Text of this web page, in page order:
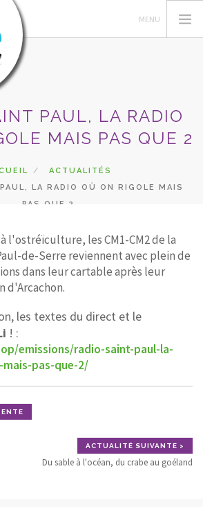
PAUL, LA RADIO
MAIS PAS QUE 2
ACTUALITÉS
LA RADIO OÙ ON RIGOLE MAIS
PAS QUE 2
l'ostréïculture, les CM1-CM2 de la
de-Serre reviennent avec plein de
dans leur cartable après leur
d'Arcachon.
les textes du direct et le
! :
emissions/radio-saint-paul-la-
pas-que-2/
ACTUALITÉ SUIVANTE >
Du sable à l'océan, du crabe au goéland